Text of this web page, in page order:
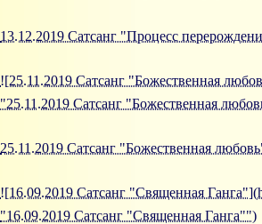
13.12.2019 Сатсанг "Процесс
![25.11.2019 Сатсанг "Божественная
"25.11.2019 Сатсанг "Божественная
25.11.2019 Сатсанг "Божественная
![16.09.2019 Сатсанг "Священная
"16.09.2019 Сатсанг "Священная Ганга"")